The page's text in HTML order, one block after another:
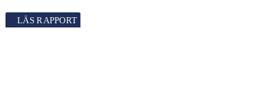
Kvartalsrapport